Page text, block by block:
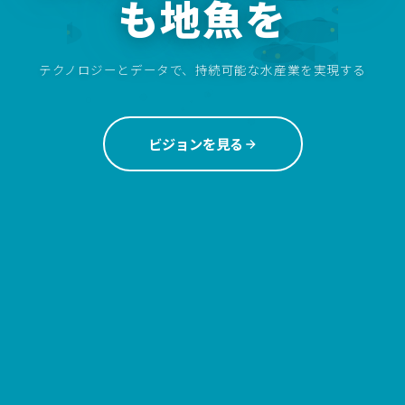
も地魚を
テクノロジーとデータで、持続可能な水産業を実現する
ビジョンを見る